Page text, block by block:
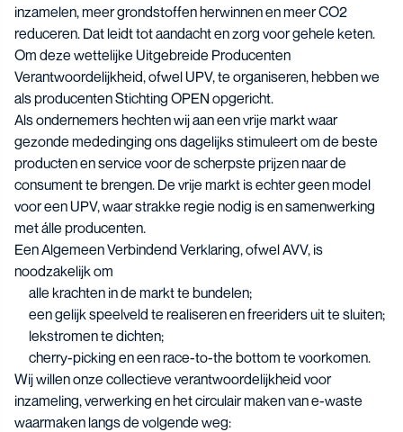
inzamelen, meer grondstoffen herwinnen en meer CO2
reduceren. Dat leidt tot aandacht en zorg voor gehele keten.
Om deze wettelijke Uitgebreide Producenten
Verantwoordelijkheid, ofwel UPV, te organiseren, hebben we
als producenten Stichting OPEN opgericht.
Als ondernemers hechten wij aan een vrije markt waar
gezonde mededinging ons dagelijks stimuleert om de beste
producten en service voor de scherpste prijzen naar de
consument te brengen. De vrije markt is echter geen model
voor een UPV, waar strakke regie nodig is en samenwerking
met álle producenten.
Een Algemeen Verbindend Verklaring, ofwel AVV, is
noodzakelijk om
alle krachten in de markt te bundelen;
een gelijk speelveld te realiseren en freeriders uit te sluiten;
lekstromen te dichten;
cherry-picking en een race-to-the bottom te voorkomen.
Wij willen onze collectieve verantwoordelijkheid voor
inzameling, verwerking en het circulair maken van e-waste
waarmaken langs de volgende weg: